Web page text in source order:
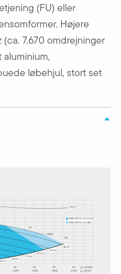
(FU) eller
Højere
7.670 omdrejninger
aluminium,
løbehjul, stort set